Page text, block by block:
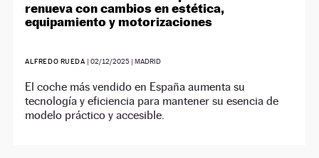
renueva con cambios en estética,
equipamiento y motorizaciones
ALFREDO RUEDA | 02/12/2025| MADRID
El coche más vendido en España aumenta su
tecnología y eficiencia para mantener su esencia de
modelo práctico y accesible.